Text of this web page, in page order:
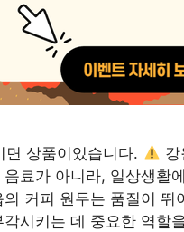
면 상품이있습니다.
료가 아니라, 일상생활
커피 원두는 품질이
시키는 데 중요한 역할